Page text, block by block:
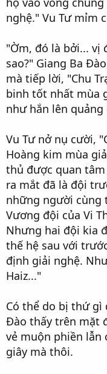
nghệ." Vu Tư mỉm
"Ờm, đó là bởi... vị
sao?" Giang Ba
mà tiếp lời, "Chu
binh tốt nhất mùa
như hắn lên
Vu Tư nở nụ cười,
Hoàng kim mùa
thủ được quan
ra mắt đã là đội
những người cùng
Vương đội của Vi
Nhưng hai đội kia
thế hệ sau với
định giải nghệ.
Haiz..."
Có thể do bị thứ gì
Đào thấy trên mặt
vẻ muộn phiền lẫn
giây mà thôi.